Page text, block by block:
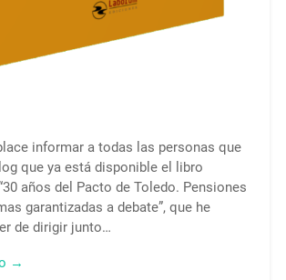
informar a todas las personas que
que ya está disponible el libro
años del Pacto de Toledo. Pensiones
garantizadas a debate”, que he
de dirigir junto…
→